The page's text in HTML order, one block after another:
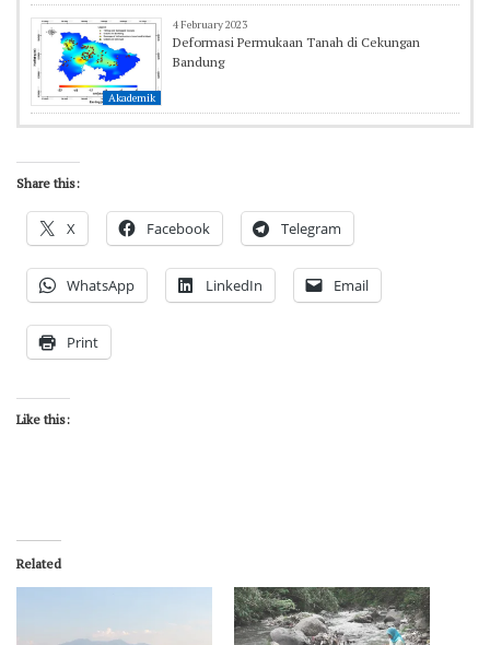
Akademik
4 February 2023
Deformasi Permukaan Tanah di Cekungan
Bandung
Share this:
X Facebook Telegram
WhatsApp LinkedIn Email
Print
Like this:
Related